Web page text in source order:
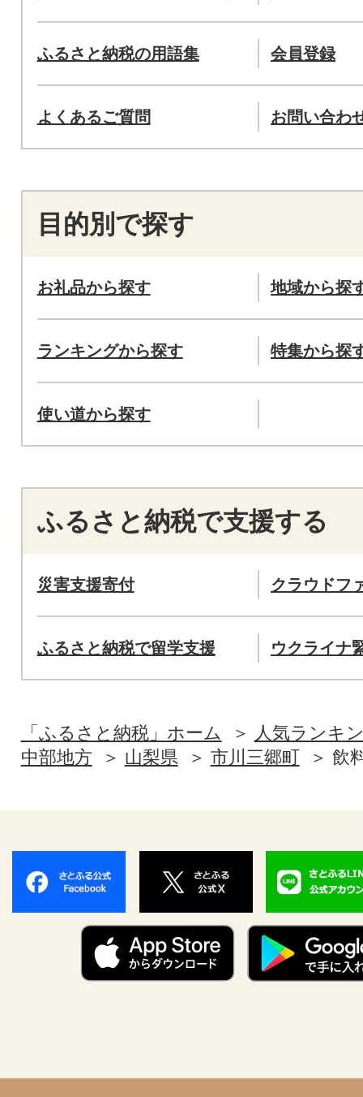
ふるさと納税の用語集 会員登録
よくあるご質問 お問い合わ
目的別で探す
お礼品から探す 地域から探
ランキングから探す 特集から探
使い道から探す
ふるさと納税で支援する
災害支援寄付 クラウドフ
ふるさと納税で留学支援 ウクライナ
「ふるさと納税」ホーム
人気ランキ
中部地方
山梨県 市川三郷町 飲